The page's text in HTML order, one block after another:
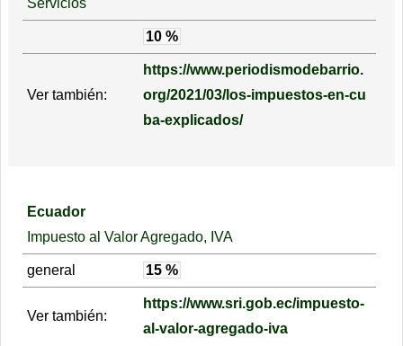
Servicios
10 %
Ver también:
https://www.periodismodebarrio.
org/2021/03/los-impuestos-en-cu
ba-explicados/
Ecuador
Impuesto al Valor Agregado, IVA
general 15 %
Ver también:
https://www.sri.gob.ec/impuesto-
al-valor-agregado-iva